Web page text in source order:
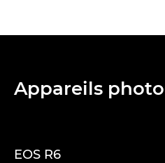
Appareils photo
EOS R6